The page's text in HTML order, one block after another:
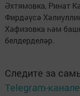
Әхтямовка, Ринат
Фирдәүсә
Хафизовка һәм
белдерделәр.
Следите за
Telegram-канале